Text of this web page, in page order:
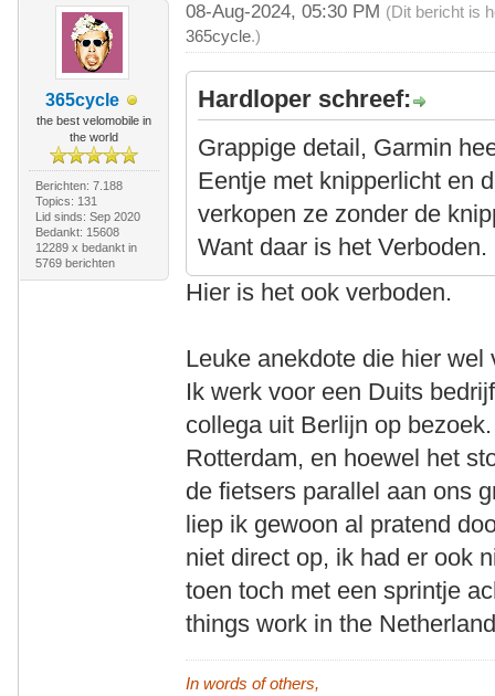
365cycle
the best velomobile in
the world
Berichten: 7.188
Topics: 131
Lid sinds: Sep 2020
Bedankt: 15608
12289 x bedankt in
5769 berichten
08-Aug-2024, 05:30 PM (Dit bericht is
365cycle.)
Hardloper schreef:
Grappige detail, Garmin
Eentje met knipperlicht en
verkopen ze zonder de
Want daar is het Verboden.
Hier is het ook verboden.
Leuke anekdote die hier
Ik werk voor een Duits
collega uit Berlijn op
Rotterdam, en hoewel het
de fietsers parallel aan ons
liep ik gewoon al pratend
niet direct op, ik had er ook
toen toch met een sprintje
things work in the
In words of others,